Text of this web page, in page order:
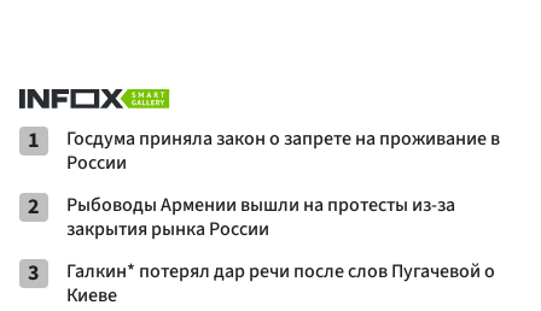
1
Госдума приняла закон о запрете на проживание в
России
2
Рыбоводы Армении вышли на протесты из-за
закрытия рынка России
3
Галкин* потерял дар речи после слов Пугачевой о
Киеве